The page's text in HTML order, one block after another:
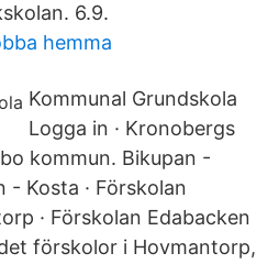
6.9.
hemma
Kommunal Grundskola
Logga in · Kronobergs
kommun. Bikupan -
- Kosta · Förskolan
· Förskolan Edabacken
förskolor i Hovmantorp,